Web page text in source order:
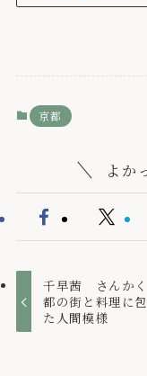
京都
よか
千早茜 さんか
都の街と料理に
た人間模様